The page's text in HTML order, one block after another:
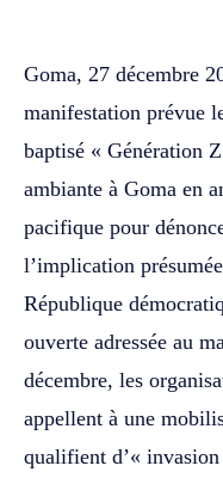
Goma, 27 décembre
manifestation prévue
baptisé « Génération
ambiante à Goma en
pacifique pour
l’implication
République
ouverte adressée au
décembre, les
appellent à une
qualifient d’«